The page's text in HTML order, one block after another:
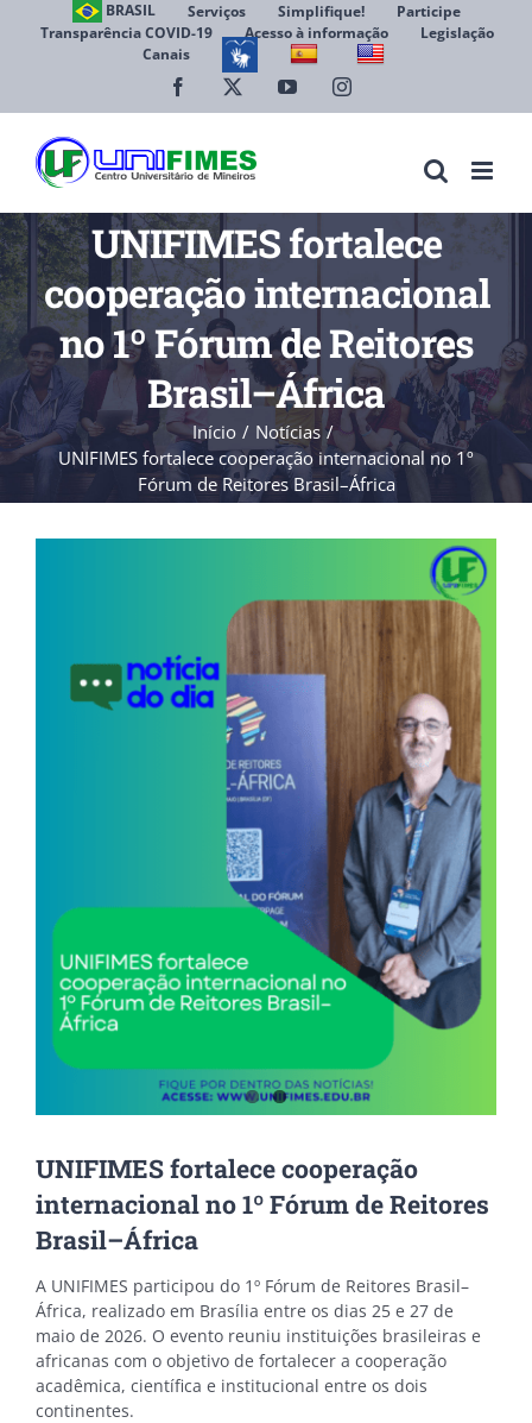
BRASIL Serviços Simplifique!
Participe
Transparência COVID-19
Acesso à informação
Legislação
Canais
Facebook YouTubeInstagram
UNIFIMES fortalece
cooperação internacional
no 1º Fórum de Reitores
Brasil–África
Início
Notícias
UNIFIMES fortalece cooperação internacional no 1º
Fórum de Reitores Brasil–África
UNIFIMES fortalece cooperação
internacional no 1º Fórum de Reitores
Brasil–África
A UNIFIMES participou do 1º Fórum de Reitores Brasil–
África, realizado em Brasília entre os dias 25 e 27 de
maio de 2026. O evento reuniu instituições brasileiras e
africanas com o objetivo de fortalecer a cooperação
acadêmica, científica e institucional entre os dois
continentes.